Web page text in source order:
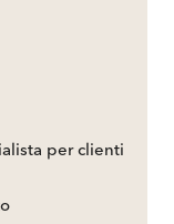
per clienti